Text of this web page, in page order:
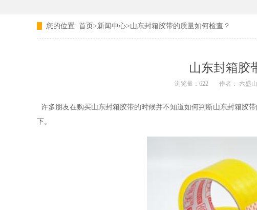
您的位置: 首页>新闻中心>山东封箱胶带的质量如何检查？
山东封箱胶
浏览量：622 作者： 六盛
许多朋友在购买山东封箱胶带的时候并不知道如何判断山东封箱胶
下。